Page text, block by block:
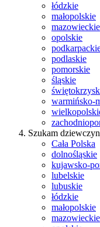
łódzkie
małopolskie
mazowieckie
opolskie
podlaskie
pomorskie
śląskie
warmińsko-
Szukam
Cała Polska
dolnośląskie
kujawsko-
lubelskie
lubuskie
łódzkie
małopolskie
mazowieckie